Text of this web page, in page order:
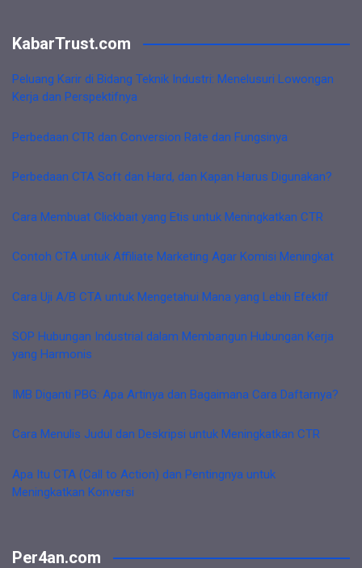
KabarTrust.com
Peluang Karir di Bidang Teknik Industri: Menelusuri Lowongan
Kerja dan Perspektifnya
Perbedaan CTR dan Conversion Rate dan Fungsinya
Perbedaan CTA Soft dan Hard, dan Kapan Harus Digunakan?
Cara Membuat Clickbait yang Etis untuk Meningkatkan CTR
Contoh CTA untuk Affiliate Marketing Agar Komisi Meningkat
Cara Uji A/B CTA untuk Mengetahui Mana yang Lebih Efektif
SOP Hubungan Industrial dalam Membangun Hubungan Kerja
yang Harmonis
IMB Diganti PBG: Apa Artinya dan Bagaimana Cara Daftarnya?
Cara Menulis Judul dan Deskripsi untuk Meningkatkan CTR
Apa Itu CTA (Call to Action) dan Pentingnya untuk
Meningkatkan Konversi
Per4an.com